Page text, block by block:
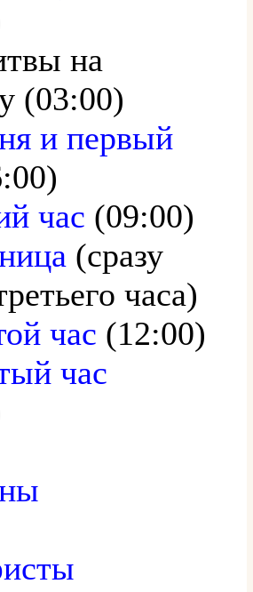
на
(03:00)
и первый
час (09:00)
(сразу
часа)
час (12:00)
час